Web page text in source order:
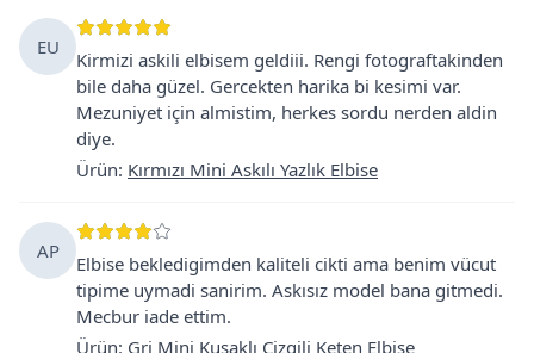
EU
Kirmizi askili elbisem geldiii. Rengi fotograftakinden
bile daha güzel. Gercekten harika bi kesimi var.
Mezuniyet için almistim, herkes sordu nerden aldin
diye.
Ürün: Kırmızı Mini Askılı Yazlık Elbise
AP
Elbise bekledigimden kaliteli cikti ama benim vücut
tipime uymadi sanirim. Askısız model bana gitmedi.
Mecbur iade ettim.
Ürün: Gri Mini Kuşaklı Çizgili Keten Elbise